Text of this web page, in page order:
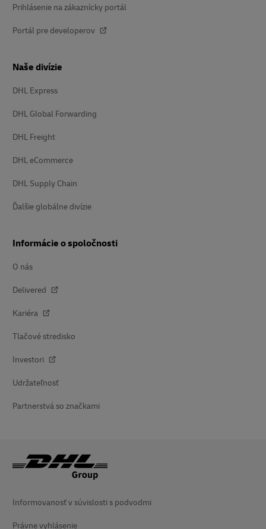
Prihlásenie na zákaznícky portál
Portál pre developerov
Naše divízie
DHL Express
DHL Global Forwarding
DHL Freight
DHL eCommerce
DHL Supply Chain
Ďalšie globálne divízie
Informácie o spoločnosti
O nás
Delivered
Kariéra
Tlačové stredisko
Investori
Udržateľnosť
Partnerstvá so značkami
Informovanosť v súvislosti s podvodmi
Právne vyhlásenie